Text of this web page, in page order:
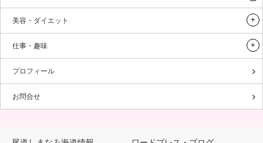
美容・ダイエット
仕事・趣味
プロフィール
お問合せ